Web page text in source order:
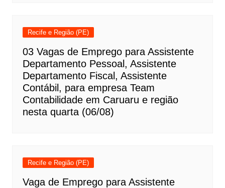
Recife e Região (PE)
03 Vagas de Emprego para Assistente
Departamento Pessoal, Assistente
Departamento Fiscal, Assistente
Contábil, para empresa Team
Contabilidade em Caruaru e região
nesta quarta (06/08)
Recife e Região (PE)
Vaga de Emprego para Assistente